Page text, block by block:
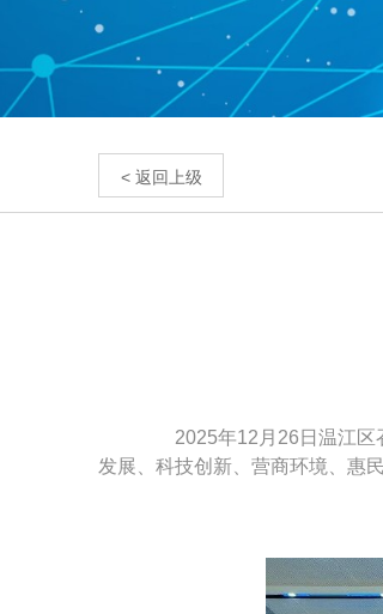
< 返回上级
2025年12月26日温江区
发展、科技创新、营商环境、惠